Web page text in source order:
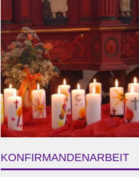
KONFIRMANDENARBEIT